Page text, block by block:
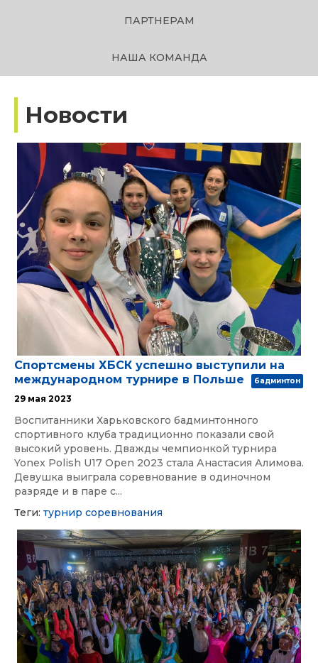
ПАРТНЕРАМ
НАША КОМАНДА
Новости
Спортсмены ХБСК успешно выступили на
международном турнире в Польше
бадминтон
29 мая 2023
Воспитанники Харьковского бадминтонного
спортивного клуба традиционно показали свой
высокий уровень. Дважды чемпионкой турнира
Yonex Polish U17 Open 2023 стала Анастасия Алимова.
Девушка выиграла соревнование в одиночном
разряде и в паре с...
Теги: турнир соревнования